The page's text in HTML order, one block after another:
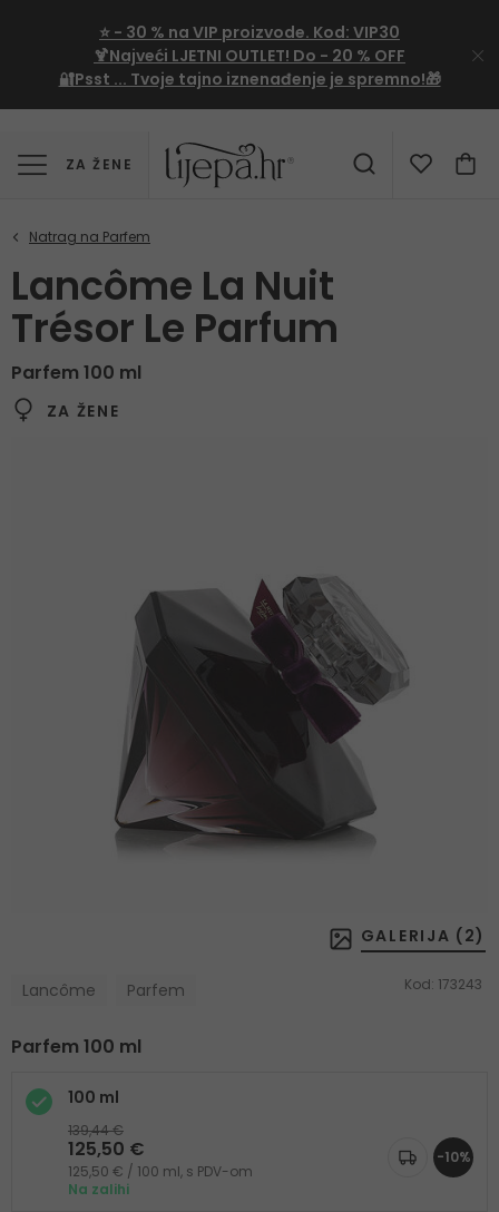
⭐ - 30 % na VIP proizvode. Kod: VIP30
🍹Najveći LJETNI OUTLET! Do - 20 % OFF
🔐Psst ... Tvoje tajno iznenađenje je spremno!🎁
ZA ŽENE
Lancôme La Nuit
Trésor Le Parfum
Parfem 100 ml
ZA ŽENE
GALERIJA ( 2)
Lancôme Parfem Kod: 173243
Parfem 100 ml
100 ml
139,44 €
125,50 €
125,50 € / 100 ml, s PDV-om
Na zalihi
-10%